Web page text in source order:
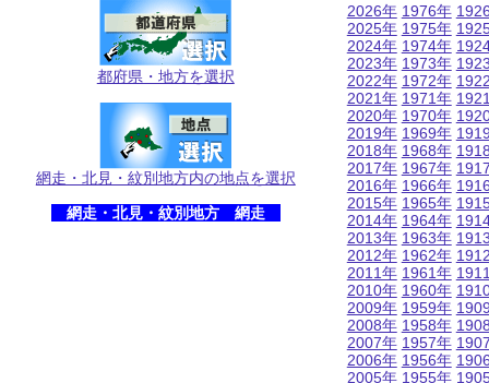
都府県・地方を選択
網走・北見・紋別地方内の地点を選択
網走・北見・紋別地方 網走
2026年
2025年
2024年
2023年
2022年
2021年
2020年
2019年
2018年
2017年
2016年
2015年
2014年
2013年
2012年
2011年
2010年
2009年
2008年
2007年
2006年
2005年
1976年
1975年
1974年
1973年
1972年
1971年
1970年
1969年
1968年
1967年
1966年
1965年
1964年
1963年
1962年
1961年
1960年
1959年
1958年
1957年
1956年
1955年